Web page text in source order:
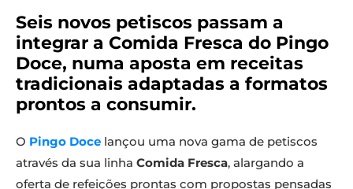
Seis novos petiscos passam a
integrar a Comida Fresca do Pingo
Doce, numa aposta em receitas
tradicionais adaptadas a formatos
prontos a consumir.
O Pingo Doce lançou uma nova gama de petiscos
através da sua linha Comida Fresca, alargando a
oferta de refeições prontas com propostas pensadas